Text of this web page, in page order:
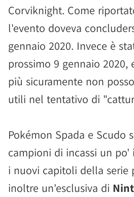
Corviknight. Come
l'evento doveva
gennaio 2020. Invece è
prossimo 9 gennaio
più sicuramente non
utili nel tentativo di
Pokémon Spada e Scudo
campioni di incassi un
i nuovi capitoli della serie
inoltre un'esclusiva di